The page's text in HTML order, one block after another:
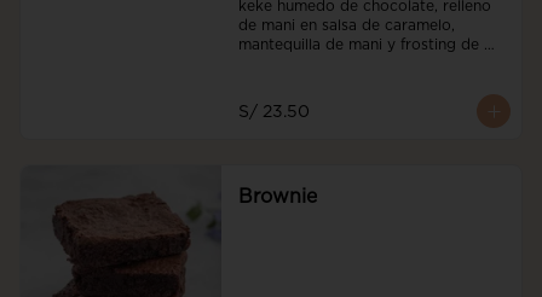
keke humedo de chocolate, relleno
de mani en salsa de caramelo,
mantequilla de mani y frosting de
S/ 23.50
Brownie